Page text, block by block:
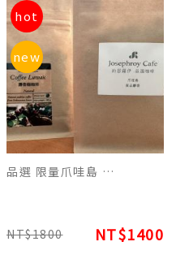
hot
new
品選 限量爪哇島 麝香咖啡單品原豆(100g)-追求品香的咖啡客別錯過
NT$1800 NT$1400